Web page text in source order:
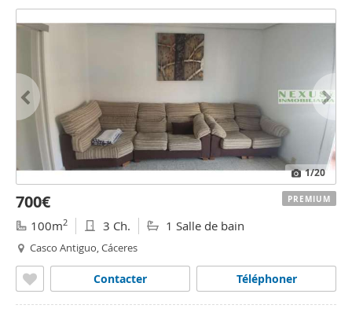
1/20
700€
100m2 3 Ch. 1 Salle de bain
Casco Antiguo, Cáceres
Téléphoner
Contacter
PREMIUM